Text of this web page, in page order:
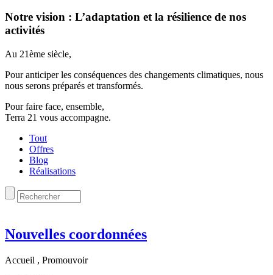
Notre vision : L’adaptation et la résilience de nos
activités
Au 21ème siècle,
Pour anticiper les conséquences des changements climatiques, nous
nous serons préparés et transformés.
Pour faire face, ensemble,
Terra 21 vous accompagne.
Tout
Offres
Blog
Réalisations
Nouvelles coordonnées
Accueil , Promouvoir